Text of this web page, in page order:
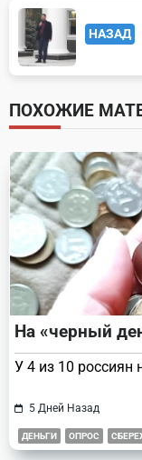
<span
class="nav-
subtitle
screen-
reader-
text">Page</
НАЗАД
ПОХОЖИЕ
На «черный
У 4 из 10 россиян
5 Дней Назад
ДЕНЬГИ ОПРОС